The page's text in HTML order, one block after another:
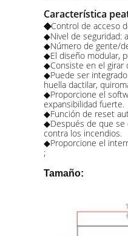
Característica
◆Control de acceso
◆Nivel de seguridad:
◆Número de gente/
◆El diseño modular,
◆Consiste en el girar
◆Puede ser
huella dactilar,
◆Proporcione el
expansibilidad fuerte.
◆Función de reset
◆Después de que se
contra los incendios.
◆Proporcione el
;
Tamaño: